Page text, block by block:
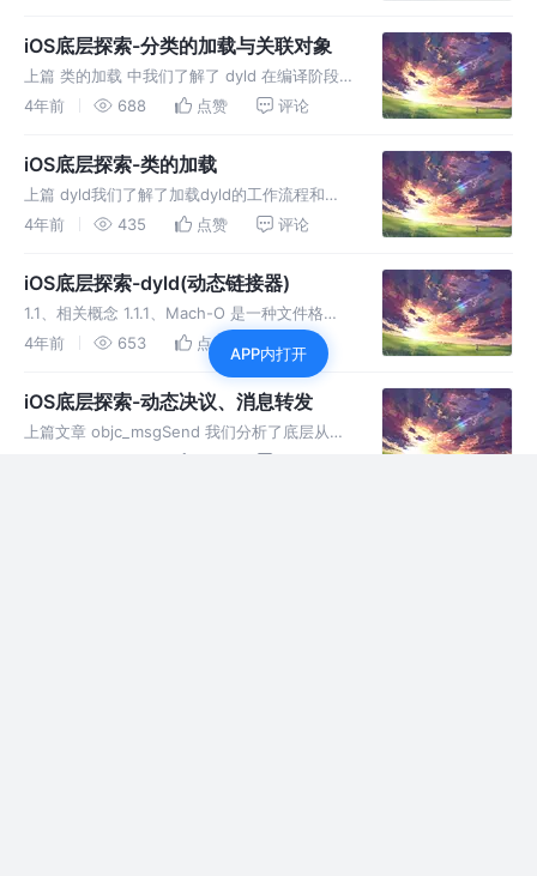
dispatch_get_main_queue()获取，那么我们
iOS底层探索-分类的加载与关联对象
上篇 类的加载 中我们了解了 dyld 在编译阶段
通过 _dyld_objc_notify_register 方法中
们再来看一下如果在有分类时，分类
4年前 688 点赞 评论
iOS底层探索-类的加载
上篇 dyld我们了解了加载dyld的工作流程和与
objc的调用，这篇我们探究一下
map_images、load_images 1、o
4年前 435 点赞 评论
iOS底层探索-dyld(动态链接器)
1.1、相关概念 1.1.1、Mach-O 是一种文件格
式，以下常见的这些都是 Mach-O 格式的： 目
标文件 .o 库文件 .a framework .dylib：动态库
bundle：资源文件包
4年前 653 点赞 评论
iOS底层探索-动态决议、消息转发
上篇文章 objc_msgSend 我们分析了底层从
cache 或 methodList 中获取方法的过程，我
APP内打开